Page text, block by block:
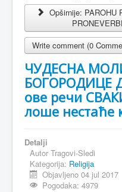
Opširnije: PAROHU
Write comment (0
ЧУДЕСНА
БОГОРОДИЦЕ
ове речи
лоше нестаће
Detalji
Autor Tragovi-Sledi
Kategorija: Religija
Objavljeno 04 jul 2017
Pogodaka: 4979